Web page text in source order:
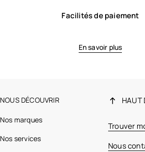
Facilités de paiement
En savoir plus
NOUS DÉCOUVRIR
Nos marques
Nos services
HAUT
Trouver
Nous